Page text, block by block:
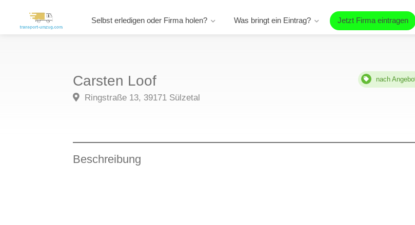
Selbst erledigen oder Firma holen? Was bringt ein Eintrag? Jetzt Firma eintragen
Carsten Loof nach
Ringstraße 13, 39171 Sülzetal
Beschreibung